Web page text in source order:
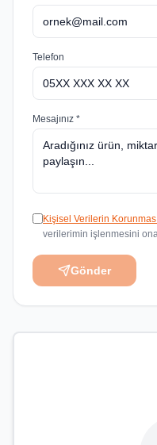
Telefon
Mesajınız *
Kişisel Verilerin
verilerimin işlenmesini
Gönder